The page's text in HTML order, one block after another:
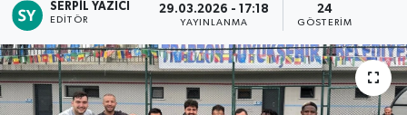
SERPIL YAZICI
EDITÖR
29.03.2026 - 17:18
YAYINLANMA
24
GÖSTERIM